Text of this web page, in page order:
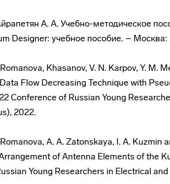
А. А. Учебно-методическое
Designer: учебное пособие. –
Khasanov, V. N. Karpov, Y. M.
Flow Decreasing Technique with
Conference of Russian Young
2022.
A. A. Zatonskaya, I. A. Kuzmin
of Antenna Elements of the
Young Researchers in Electrical